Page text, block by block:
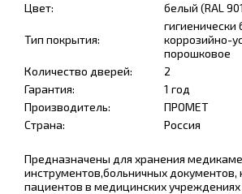
Цвет:
белый (RAL
Тип покрытия:
гигиенически
коррозийно-
порошковое
Количество дверей:
2
Гарантия:
1 год
Производитель:
ПРОМЕТ
Страна:
Россия
Предназначены для хранения
инструментов,больничных документов,
пациентов в медицинских учреждениях